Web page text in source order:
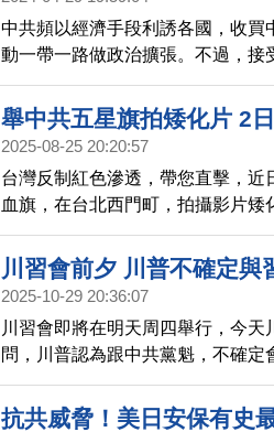
中共頻以經濟手段利誘各國，收買
動一帶一路做政治擴張。不過，接
後反而背負巨額債務壓力。澳洲
指出從2015年起，中共對東南亞
美元沒有到位。
舉中共五星旗拍矮化片 2
2025-08-25 20:20:57
台灣反制紅色滲透，帶您直擊，近
血旗，在台北西門町，拍攝影片
灣移民署驅逐出境，禁止再入境台
川習會前夕 川普不確定與
2025-10-29 20:36:07
川習會即將在明天周四舉行，今
問，川普認為跟中共黨魁，不確定
的；川普直言，台灣就是台灣。
抗共威脅！美日安保有史